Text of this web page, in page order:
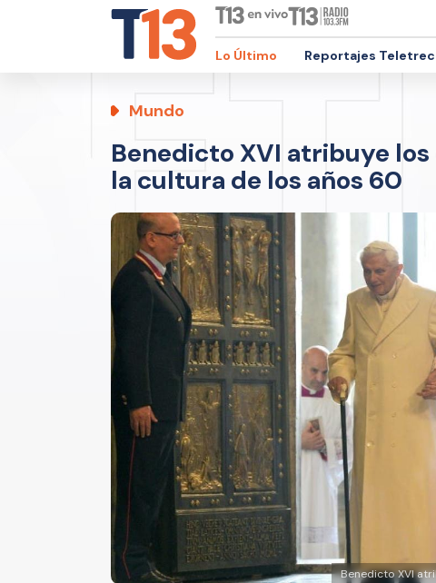
Lo Último Reportajes
Mundo
Benedicto XVI atribuye
la cultura de los años 60
Benedicto XVI